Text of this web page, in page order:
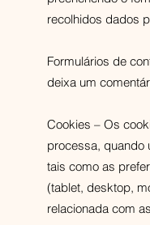
recolhidos dados
Formulários de
deixa um
Cookies – Os
processa, quando
tais como as
(tablet, desktop,
relacionada com